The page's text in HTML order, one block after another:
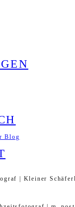
Blog
| Kleiner